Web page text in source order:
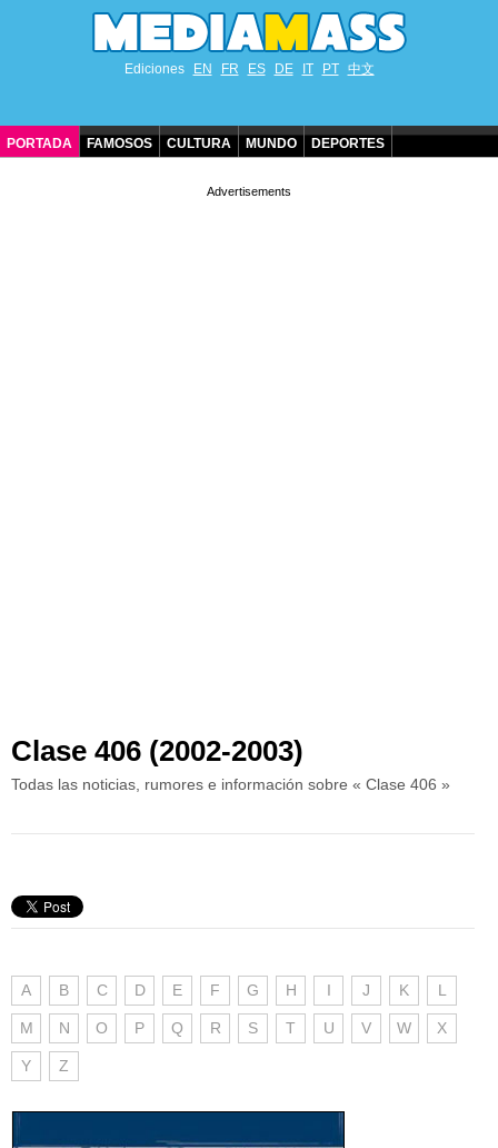
Ediciones EN FR ES DE IT PT 中文
PORTADA FAMOSOS CULTURA MUNDO DEPORTES
Clase 406 (2002-2003)
Todas las noticias, rumores e información sobre « Clase 406 »
A B C D E F G H I J K L
M N O P Q R S T U V W X
Y Z